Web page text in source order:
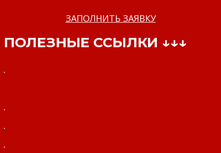
ЗАПОЛНИТЬ ЗАЯВКУ
ПОЛЕЗНЫЕ ССЫЛКИ ↓↓↓